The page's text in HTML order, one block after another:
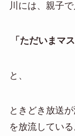
川には、親子
「ただいまマ
と、
ときどき放送
を放流している